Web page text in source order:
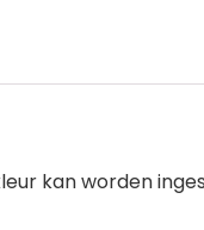
kan worden